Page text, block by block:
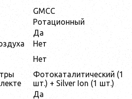
GMCC
Ротационный
Да
Нет
Нет
Фотокаталитический (1
шт.) + Silver Ion (1 шт.)
Да